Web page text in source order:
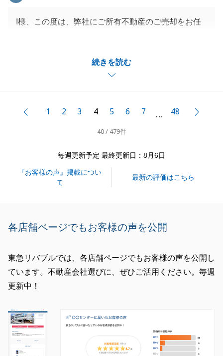
続きを読む
I様、この度は、弊社にご所有不動産のご売却をお任
了し、私自身もホッとしております。
これも我々のご提案に対し、柔軟なご判断をいただけ
た為だと思っております。本当にありがとうございま
取引自体はこちらで完了となりますので、やり取りは
少なくなるかと思いますが、何か不動産でお困りの事
改めまして、この度は本当にありがとうございまし
前へ1 2 3 4 5 6 7 … 48
40 / 479件
毎週更新予定 最終更新日：8月6日
『お客様の声』掲載につい
て
最新の評価はこちら
各店舗ページでもお客様の声を公開
東急リバブルでは、各店舗ページでもお客様の声を公開し
ています。不動産会社選びに、ぜひご活用ください。毎週
更新中！